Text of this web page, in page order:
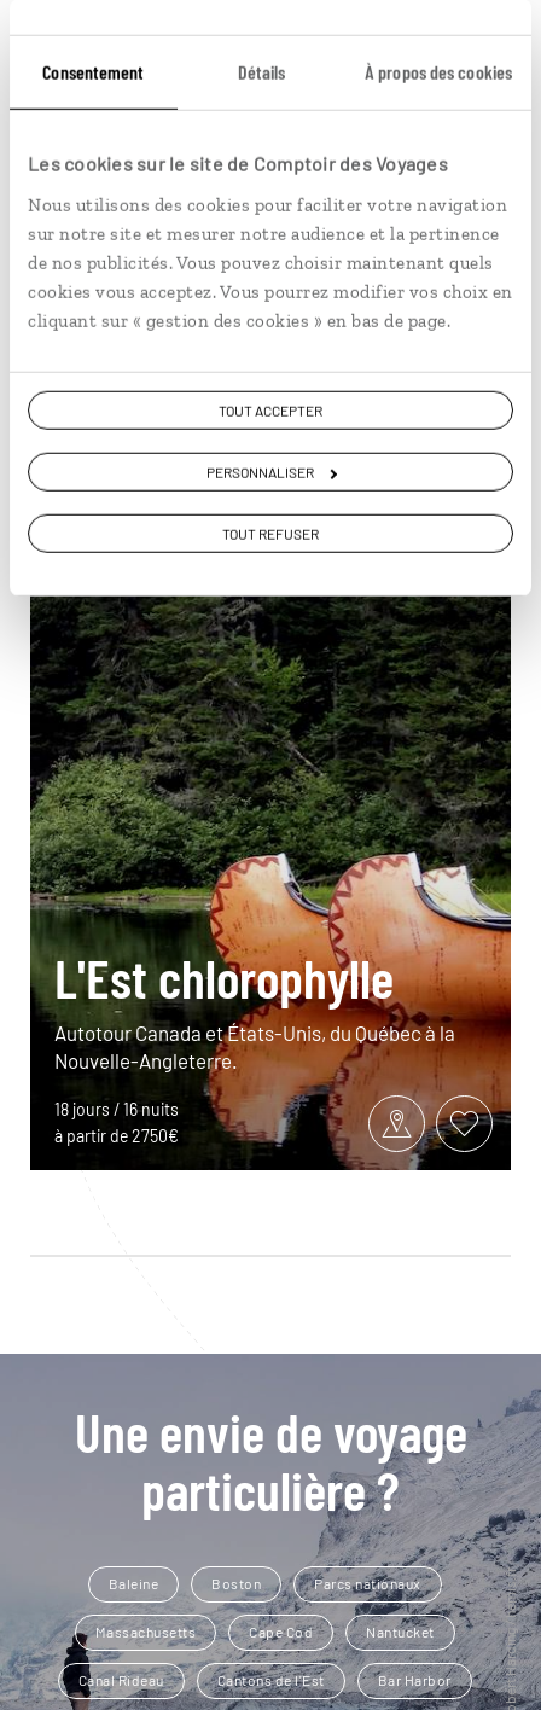
Consentement Détails À propos des cookies
Les cookies sur le site de Comptoir des Voyages
Nous utilisons des cookies pour faciliter votre navigation
sur notre site et mesurer notre audience et la pertinence
de nos publicités. Vous pouvez choisir maintenant quels
cookies vous acceptez. Vous pourrez modifier vos choix en
cliquant sur « gestion des cookies » en bas de page.
TOUT ACCEPTER
PERSONNALISER
TOUT REFUSER
Couleurs d'automne
Autotour dans le Nord-Est, de Boston à Cape Cod,
pendant l’été indien.
12 jours / 10 nuits
L'Est chlorophylle
Autotour Canada et États-Unis, du Québec à la
Nouvelle-Angleterre.
18 jours / 16 nuits
à partir de 2750€
Une envie de voyage
particulière ?
Baleine Boston Parcs nationaux
Massachusetts Cape Cod Nantucket
Canal Rideau Cantons de l'Est Bar Harbor